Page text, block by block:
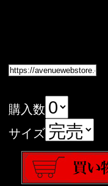
購入数
サイズ